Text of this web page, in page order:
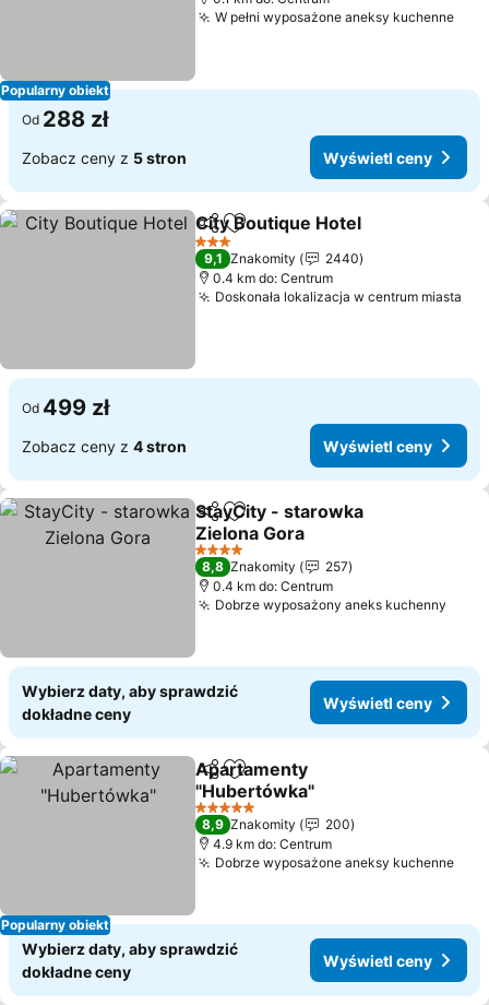
Popularny obiekt
W pełni wyposażone aneksy kuchenne
Od 288 zł
Zobacz ceny z 5 stron Wyświetl ceny
Udostępnij
Dodaj do ulubionych
City Boutique Hotel
3 Kategoria
9,1 Znakomity
2440
0.4 km do: Centrum
Doskonała lokalizacja w centrum miasta
Od 499 zł
Zobacz ceny z 4 stron Wyświetl ceny
UdostępnijDodaj do ulubionych
StayCity - starowka
Zielona Gora
Wyświetl ceny
4 Kategoria
8,8 Znakomity
257
0.4 km do: Centrum
Dobrze wyposażony aneks kuchenny
Wybierz daty, aby sprawdzić
dokładne ceny
Wyświetl ceny
Popularny obiekt
Udostępnij
Dodaj do ulubionych
Apartamenty
"Hubertówka"
Wyświetl ceny
5 Kategoria
8,9 Znakomity
200
4.9 km do: Centrum
Dobrze wyposażone aneksy kuchenne
Wybierz daty, aby sprawdzić
dokładne ceny
Wyświetl ceny